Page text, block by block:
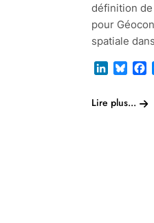
définition
pour
spatiale
LinkedIn
Lire plus...